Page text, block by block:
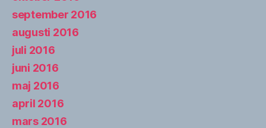
september 2016
augusti 2016
juli 2016
juni 2016
maj 2016
april 2016
mars 2016